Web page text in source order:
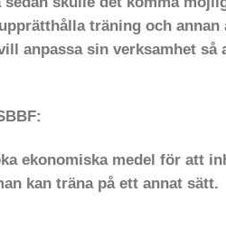
träning och annan
anpassa sin verksamhet så
ekonomiska medel för att
kan träna på ett annat sätt.